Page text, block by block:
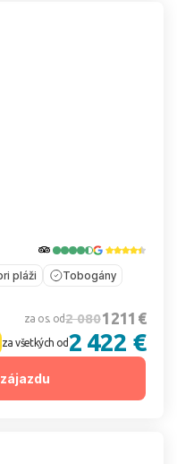
pláži
Tobogány
za os. od2 0801 211 €
za všetkých od2 422 €